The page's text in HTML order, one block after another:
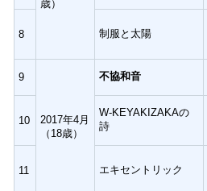
歳）
8 制服と太陽
9
2017年4月
（18歳）
不協和音
10
W-KEYAKIZAKAの
詩
11 エキセントリック